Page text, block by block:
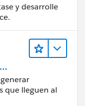
y desarrolle
que lleguen al